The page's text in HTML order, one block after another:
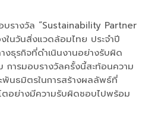
บรางวัล “Sustainability Partner
นวันสิ่งแวดล้อมไทย ประจำปี
ธุรกิจที่ดำเนินงานอย่างรับผิด
ารมอบรางวัลครั้งนี้สะท้อนความ
นธมิตรในการสร้างผลลัพธ์ที่
ตอย่างมีความรับผิดชอบไปพร้อม